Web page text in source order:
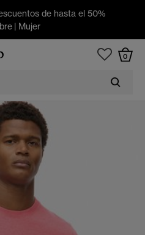
de hasta el 50%
| Mujer
0